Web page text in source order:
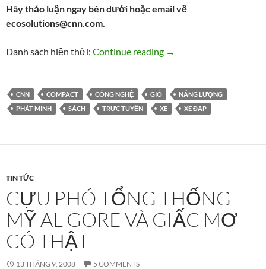
Hãy thảo luận ngay bên dưới hoặc email về
ecosolutions@cnn.com.
Danh sách hiện thời: Continue reading Những phát minh môi
→
CNN COMPACT CÔNG NGHỆ GIÓ
NĂNG LƯỢNG
PHÁT MINH
SÁCH TRỰC TUYẾN XE XE ĐẠP
TIN TỨC
CỰU PHÓ TỔNG THỐNG
MỸ AL GORE VÀ GIẤC MƠ
CÓ THẬT
13 THÁNG 9, 2008 5 COMMENTS